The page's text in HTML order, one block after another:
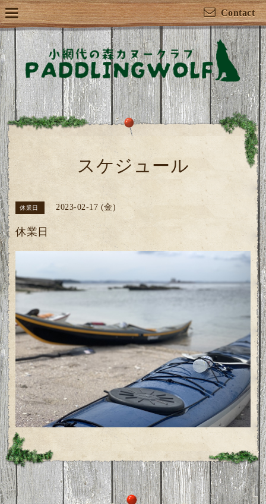
Contact
スケジュール
休業日 2023-02-17 (金)
休業日